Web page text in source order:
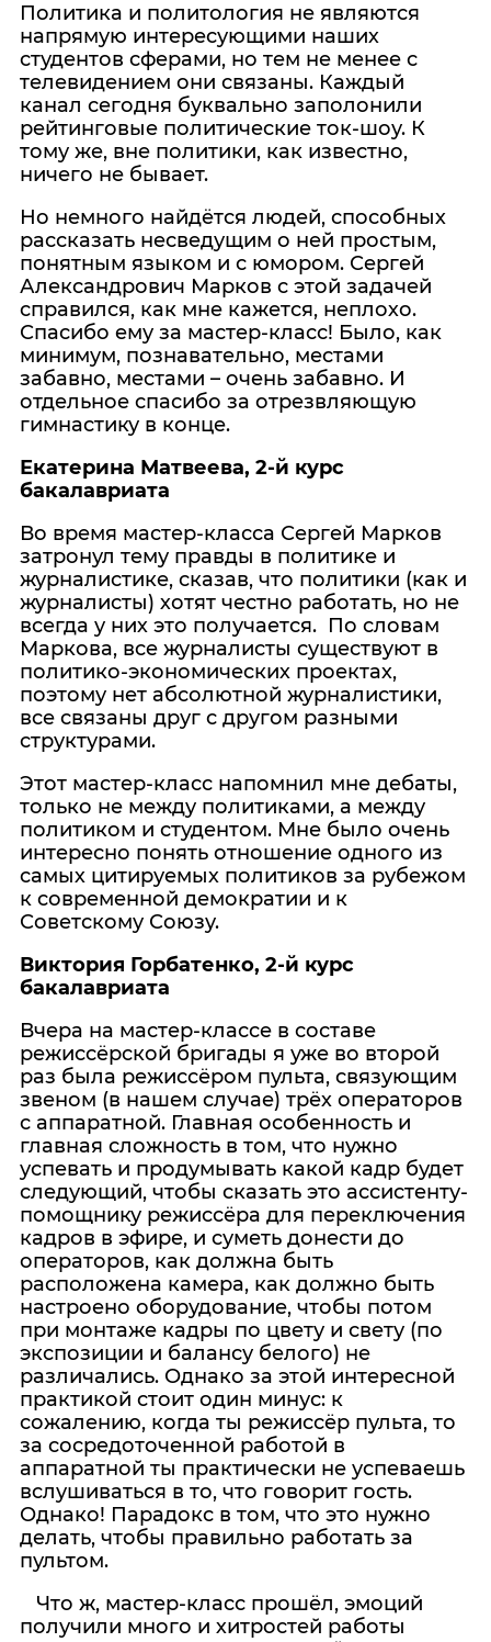
Политика и политология не являются
напрямую интересующими наших
студентов сферами, но тем не менее с
телевидением они связаны. Каждый
канал сегодня буквально заполонили
рейтинговые политические ток-шоу. К
тому же, вне политики, как известно,
ничего не бывает.
Но немного найдётся людей, способных
рассказать несведущим о ней простым,
понятным языком и с юмором. Сергей
Александрович Марков с этой задачей
справился, как мне кажется, неплохо.
Спасибо ему за мастер-класс! Было, как
минимум, познавательно, местами
забавно, местами – очень забавно. И
отдельное спасибо за отрезвляющую
гимнастику в конце.
Екатерина Матвеева, 2-й курс
бакалавриата
Во время мастер-класса Сергей Марков
затронул тему правды в политике и
журналистике, сказав, что политики (как и
журналисты) хотят честно работать, но не
всегда у них это получается. По словам
Маркова, все журналисты существуют в
политико-экономических проектах,
поэтому нет абсолютной журналистики,
все связаны друг с другом разными
структурами.
Этот мастер-класс напомнил мне дебаты,
только не между политиками, а между
политиком и студентом. Мне было очень
интересно понять отношение одного из
самых цитируемых политиков за рубежом
к современной демократии и к
Советскому Союзу.
Виктория Горбатенко, 2-й курс
бакалавриата
Вчера на мастер-классе в составе
режиссёрской бригады я уже во второй
раз была режиссёром пульта, связующим
звеном (в нашем случае) трёх операторов
с аппаратной. Главная особенность и
главная сложность в том, что нужно
успевать и продумывать какой кадр будет
следующий, чтобы сказать это ассистенту-
помощнику режиссёра для переключения
кадров в эфире, и суметь донести до
операторов, как должна быть
расположена камера, как должно быть
настроено оборудование, чтобы потом
при монтаже кадры по цвету и свету (по
экспозиции и балансу белого) не
различались. Однако за этой интересной
практикой стоит один минус: к
сожалению, когда ты режиссёр пульта, то
за сосредоточенной работой в
аппаратной ты практически не успеваешь
вслушиваться в то, что говорит гость.
Однако! Парадокс в том, что это нужно
делать, чтобы правильно работать за
пультом.
Что ж, мастер-класс прошёл, эмоций
получили много и хитростей работы